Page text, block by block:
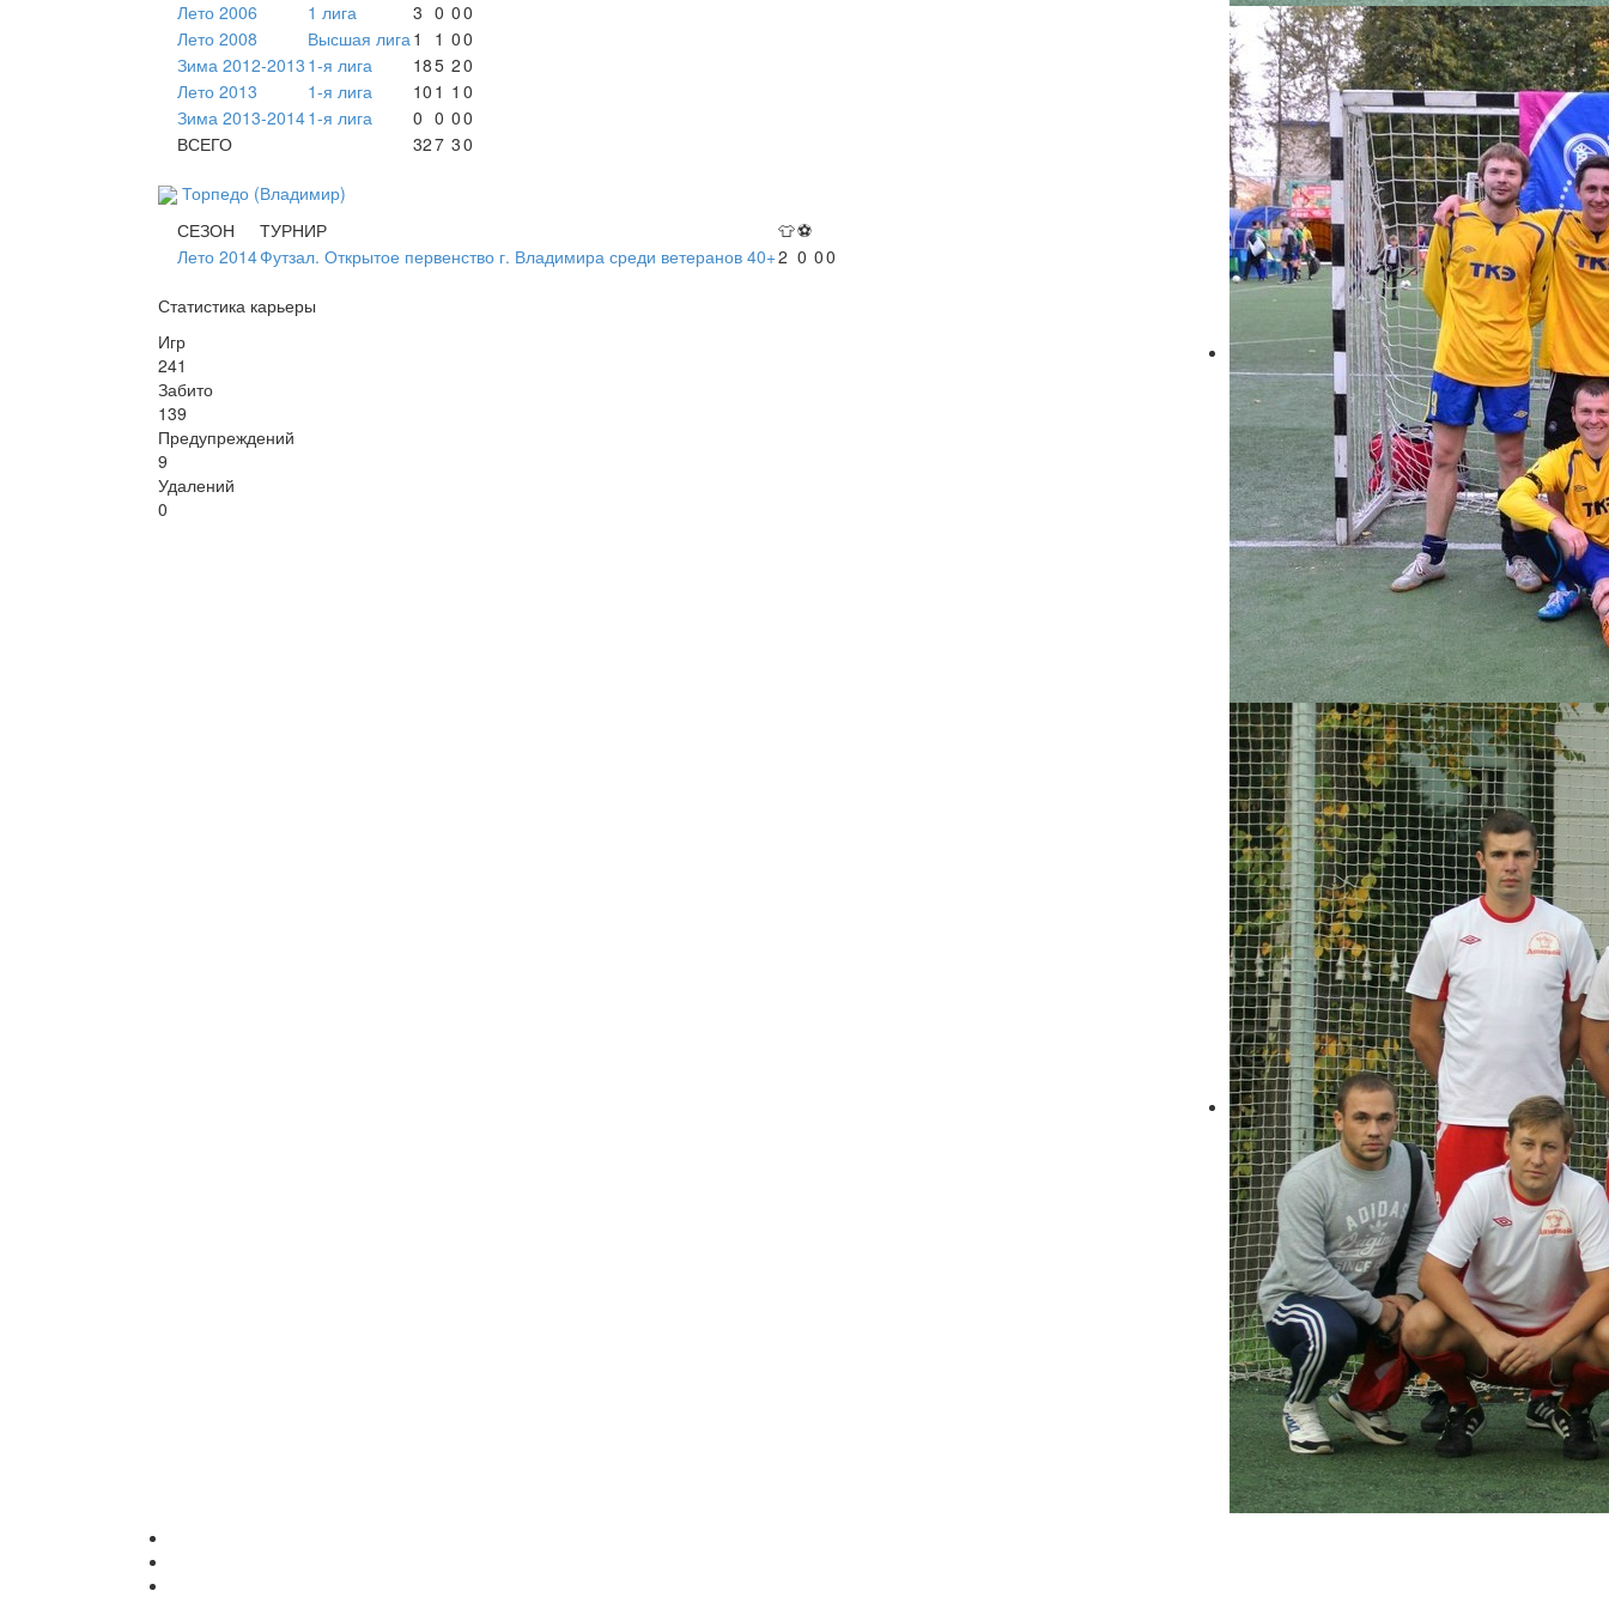
Лето 2006
1 лига 3 0 00
Лето 2008
Высшая лига 1 1 00
Зима 2012-2013 1-я лига 185 20
Лето 2013
1-я лига 10 1 1 0
Зима 2013-20141-я лига 0 0 00
ВСЕГО
327 30
Торпедо (Владимир)
СЕЗОН
ТУРНИР 👕⚽
Лето 2014Футзал. Открытое первенство г. Владимира среди ветеранов 40+2 0 00
Статистика карьеры
Игр
241
Забито
139
Предупреждений
9
Удалений
0